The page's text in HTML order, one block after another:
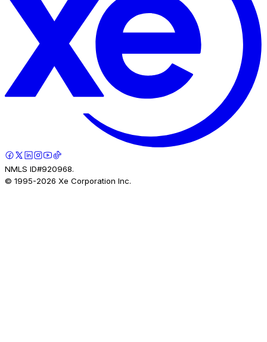
NMLS ID#920968.
© 1995-2026 Xe Corporation Inc.